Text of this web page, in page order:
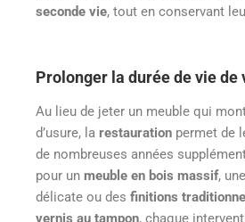
seconde vie, tout en conservant
Prolonger la durée de vie de
Au lieu de jeter un meuble qui
d’usure, la restauration permet de
de nombreuses années
pour un meuble en bois massif, une
délicate ou des finitions
vernis au tampon, chaque